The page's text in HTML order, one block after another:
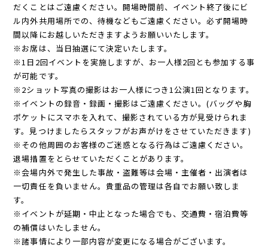
だくことはご遠慮ください。開場時間前、イベント終了後にビ
ル内外共用場所での、待機などもご遠慮ください。必ず開場時
間以降にお越しいただきますようお願いいたします。
※お席は、当日抽選にて決定いたします。
※1日2回イベントを実施しますが、お一人様2回とも参加する事
が可能です。
※2ショット写真の撮影はお一人様につき1公演1回となります。
※イベントの録音・録画・撮影はご遠慮ください。(バッグや胸
ポケットにスマホを入れて、撮影されている方が見受けられま
す。見つけましたらスタッフがお声がけをさせていただきます)
※その他周囲のお客様のご迷惑となる行為はご遠慮ください。
退場措置をとらせていただくことがあります。
※会場内外で発生した事故・盗難等は会場・主催者・出演者は
一切責任を負いません。貴重品の管理は各自でお願い致しま
す。
※イベントが延期・中止となった場合でも、交通費・宿泊費等
の補償はいたしません。
※諸事情により一部内容が変更になる場合がございます。